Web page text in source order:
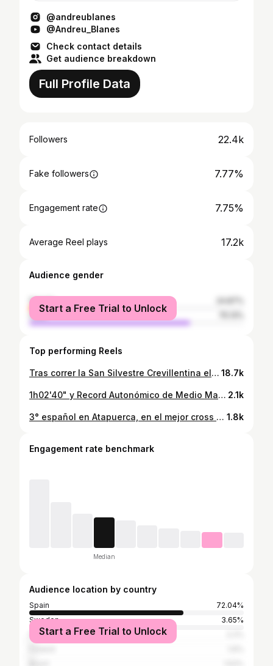
@andreublanes
@Andreu_Blanes
Check contact details
Get audience breakdown
Full Profile Data
Followers 22.4k
Fake followers 7.77%
Engagement rate 7.75%
Average Reel plays 17.2k
Audience gender
female
male
Start a Free Trial to Unlock
Top performing Reels
Tras correr la San Silvestre Crevillentina el último día del año, empezamos el 2022 visitando a @osfabregat y su equipo en @imeducv para confirmar que todo va bien y poder empezar la preparación del Cto. España de Campo a través. Así que, una vez pasado el reconocimiento y con las pautas detalladas, tocó hacer las maletas y volver a subir a Peguerinos donde haré la preparación del Nacional. Si queréis seguir los entrenamientos del Training camp podéis hacerlo en STRAVA donde compartiré los entrenos a diario. . @serranoatletismo @serrano_carnicas @226ers @ucam_universidad @hokafans_iberia #comebienycorre #bombkidsneverdie #AllOrNothing 18.7k
1h02'40" y Record Autonómico de Medio Maratón. Volvimos a Valencia, volvimos a la ciudad donde los sueños se hacen realidad, junto con 12.000 corredores y mucho público. Cuánto lo hemos echado de menos!!! Se me hace increíble pensar que he sido capaz de correr 21km a menos de 3' y podido quitar el record a un mito de la comunidad como es Paquito Ribera. Dorsal 30 para mis 30 años. Y que bien sienta cambiar de década así!! Muchas gracias por los mensajes y las felicitaciones, inspirar a alguien me hace sentir afortunado y que te lo hagan saber emociona tanto o más que cruzar la meta. Seguimos con muchas ganas, que esto acaba de empezar, todavía soy joven!!! . 📸@plazadeportiva . @serranoatletismo @serrano_carnicas @226ers @ucam_universidad @hokafans_iberia @hoka_eu 2.1k
3° español en Atapuerca, en el mejor cross del mundo, un día para recordar. Llegar, celebrar, llorar. El orden de las emociones fue ese, pero compartirlo con toda la gente que me habéis escrito, con todos los que formáis parte de este viaje es lo realmente emotivo. Seguimos subiendo paso a paso, Sin prisa pero con constancia. Ahora solo queda volver a repetirlo en una semana para seguir soñando despierto. . Mención especial a @sportmedia.es por las fotos. He de reconocer que te busqué, pero hoy me has dado un recuerdo para siempre. . @serrano_carnicas @serranoatletismo @226ers @ucam_universidad @hokafans_iberia @hoka_eu #comebienycorre #bombKidsNeverDie #AllOrNothing 1.8k
Engagement rate benchmark
Median
Audience location by country
Spain
72.04%
Sweden
3.65%
Portugal
Start a Free Trial to Unlock